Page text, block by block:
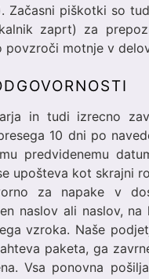
Začasni piškotki so
zaprt) za
motnje v
in tudi izrecno
10 dni po
predvidenemu
upošteva kot skrajni
za napake v
naslov ali naslov,
vzroka. Naše
paketa, ga
Vsa ponovna